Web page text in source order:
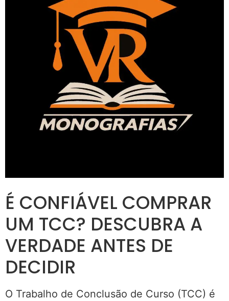
É CONFIÁVEL COMPRAR
UM TCC? DESCUBRA A
VERDADE ANTES DE
DECIDIR
O Trabalho de Conclusão de Curso (TCC) é